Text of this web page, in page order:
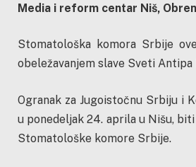
Media i reform centar Niš,
Stomatološka komora Srbije
obeležavanjem slave Sveti Antipa
Ogranak za Jugoistočnu Srbiju i
u ponedeljak 24. aprila u Nišu,
Stomatološke komore Srbije.